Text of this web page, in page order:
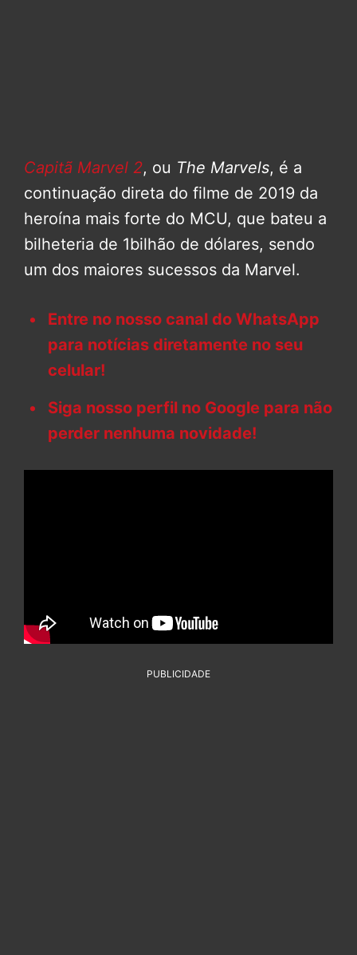
Capitã Marvel 2, ou The Marvels, é a
continuação direta do filme de 2019 da
heroína mais forte do MCU, que bateu a
bilheteria de 1bilhão de dólares, sendo
um dos maiores sucessos da Marvel.
Entre no nosso canal do WhatsApp
para notícias diretamente no seu
celular!
Siga nosso perfil no Google para não
perder nenhuma novidade!
PUBLICIDADE